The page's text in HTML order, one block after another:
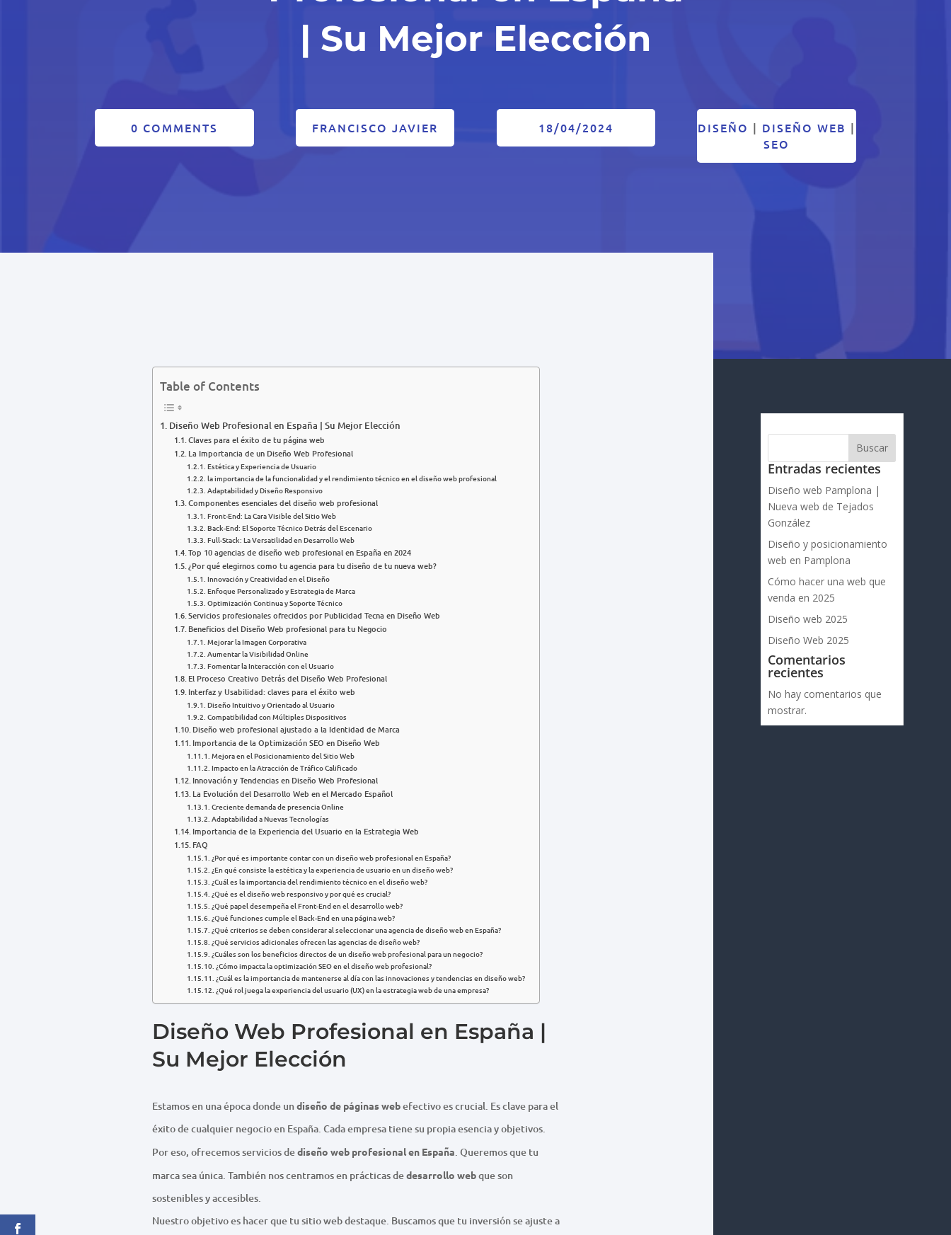
| Su Mejor Elección
0 COMMENTS FRANCISCO JAVIER 18/04/2024 DISEÑO | DISEÑO WEB |
SEO
Table of Contents
Diseño Web Profesional en España | Su Mejor Elección
Claves para el éxito de tu página web
La Importancia de un Diseño Web Profesional
Estética y Experiencia de Usuario
la importancia de la funcionalidad y el rendimiento técnico en el diseño web profesional
Adaptabilidad y Diseño Responsivo
Componentes esenciales del diseño web profesional
Front-End: La Cara Visible del Sitio Web
Back-End: El Soporte Técnico Detrás del Escenario
Full-Stack: La Versatilidad en Desarrollo Web
Top 10 agencias de diseño web profesional en España en 2024
¿Por qué elegirnos como tu agencia para tu diseño de tu nueva web?
Innovación y Creatividad en el Diseño
Enfoque Personalizado y Estrategia de Marca
Optimización Continua y Soporte Técnico
Servicios profesionales ofrecidos por Publicidad Tecna en Diseño Web
Beneficios del Diseño Web profesional para tu Negocio
Mejorar la Imagen Corporativa
Aumentar la Visibilidad Online
Fomentar la Interacción con el Usuario
El Proceso Creativo Detrás del Diseño Web Profesional
Interfaz y Usabilidad: claves para el éxito web
Diseño Intuitivo y Orientado al Usuario
Compatibilidad con Múltiples Dispositivos
Diseño web profesional ajustado a la Identidad de Marca
Importancia de la Optimización SEO en Diseño Web
Mejora en el Posicionamiento del Sitio Web
Impacto en la Atracción de Tráfico Calificado
Innovación y Tendencias en Diseño Web Profesional
La Evolución del Desarrollo Web en el Mercado Español
Creciente demanda de presencia Online
Adaptabilidad a Nuevas Tecnologías
Importancia de la Experiencia del Usuario en la Estrategia Web
FAQ
¿Por qué es importante contar con un diseño web profesional en España?
¿En qué consiste la estética y la experiencia de usuario en un diseño web?
¿Cuál es la importancia del rendimiento técnico en el diseño web?
¿Qué es el diseño web responsivo y por qué es crucial?
¿Qué papel desempeña el Front-End en el desarrollo web?
¿Qué funciones cumple el Back-End en una página web?
¿Qué criterios se deben considerar al seleccionar una agencia de diseño web en España?
¿Qué servicios adicionales ofrecen las agencias de diseño web?
¿Cuáles son los beneficios directos de un diseño web profesional para un negocio?
¿Cómo impacta la optimización SEO en el diseño web profesional?
¿Cuál es la importancia de mantenerse al día con las innovaciones y tendencias en diseño web?
¿Qué rol juega la experiencia del usuario (UX) en la estrategia web de una empresa?
Diseño Web Profesional en España |
Su Mejor Elección
Estamos en una época donde undiseño de páginas webefectivo es crucial. Es clave para el
éxito de cualquier negocio en España. Cada empresa tiene su propia esencia y objetivos.
Por eso, ofrecemos servicios dediseño web profesional en España . Queremos que tu
marca sea única. También nos centramos en prácticas dedesarrollo webque son
sostenibles y accesibles.
Nuestro objetivo es hacer que tu sitio web destaque. Buscamos que tu inversión se ajuste a
Buscar
Entradas recientes
Diseño web Pamplona |
Nueva web de Tejados
González
Diseño y posicionamiento
web en Pamplona
Cómo hacer una web que
venda en 2025
Diseño web 2025
Diseño Web 2025
Comentarios
recientes
No hay comentarios que
mostrar.